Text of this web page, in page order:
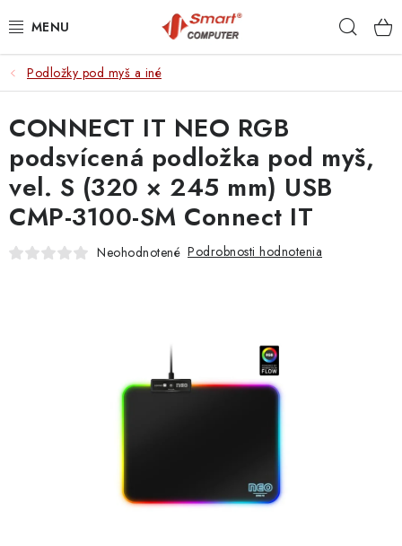
na
NOTEBOOKY
MOBILNÉ ZARIADENIA
PC A KOMPONENTY
PERIFÉRIE
TLAČIARNE
Podložky pod myš a iné
CONNECT IT NEO RGB
podsvícená podložka pod myš,
vel. S (320 × 245 mm) USB
CMP-3100-SM Connect IT
Neohodnotené Podrobnosti hodnotenia